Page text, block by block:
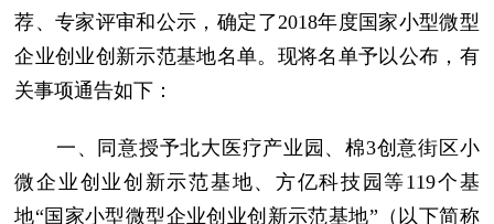
荐、专家评审和公示，确定了2018年度国家小型微型
企业创业创新示范基地名单。现将名单予以公布，有
关事项通告如下：
一、同意授予北大医疗产业园、棉3创意街区小
微企业创业创新示范基地、方亿科技园等119个基
地“国家小型微型企业创业创新示范基地”（以下简称